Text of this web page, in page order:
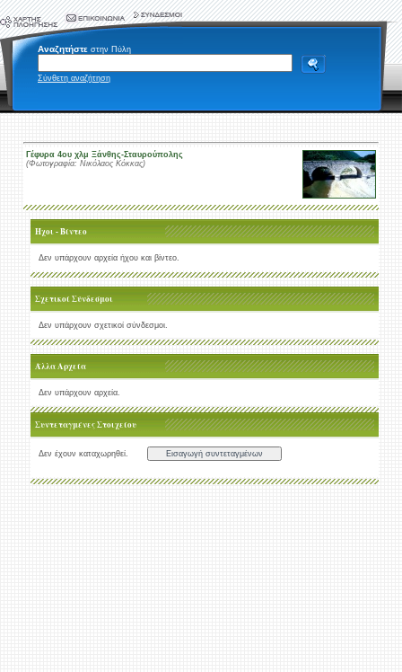
Αναζητήστε στην Πύλη
Σύνθετη αναζήτηση
Γέφυρα 4ου χλμ Ξάνθης-Σταυρούπολης
(Φωτογραφία: Νικόλαος Κόκκας)
Ήχοι - Βίντεο
Δεν υπάρχουν αρχεία ήχου και βίντεο.
Σχετικοί Σύνδεσμοι
Δεν υπάρχουν σχετικοί σύνδεσμοι.
Άλλα Αρχεία
Δεν υπάρχουν αρχεία.
Συντεταγμένες Στοιχείου
Δεν έχουν καταχωρηθεί.